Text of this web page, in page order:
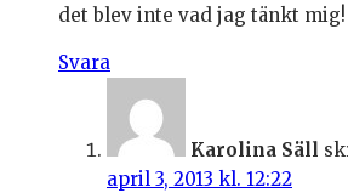
det blev inte vad jag tänkt mig!
Svara
Karolina Säll
april 3, 2013 kl. 12:22